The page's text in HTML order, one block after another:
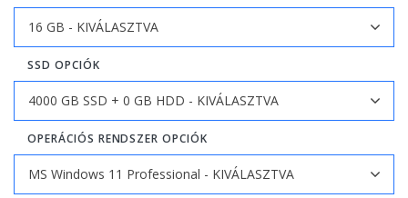
SSD OPCIÓK
OPERÁCIÓS RENDSZER OPCIÓK